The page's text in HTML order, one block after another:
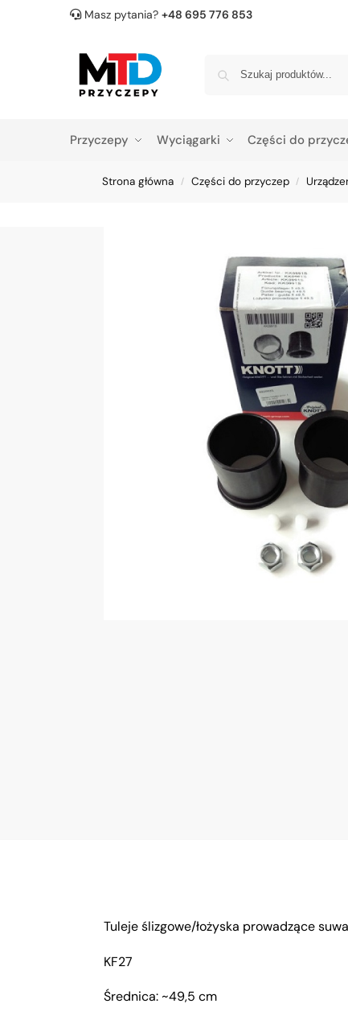
Masz pytania? +48 695 776 853
Przyczepy Wyciągarki Części do
Strona główna / Części do przyczep /
Tuleje ślizgowe/łożyska prowadzące
KF27
Średnica: ~49,5 cm